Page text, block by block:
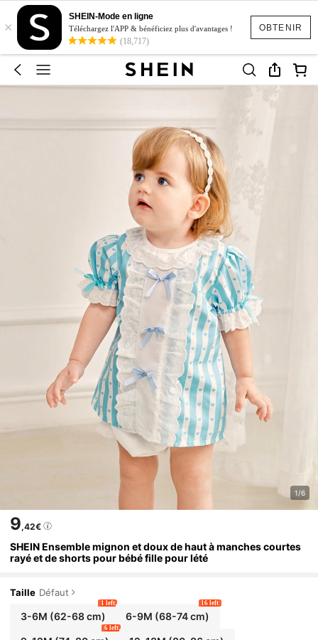
OBTENIR
×
SHEIN-Mode en ligne
Téléchargez l'APP & bénéficiez plus d'avantages !
(18,717)
1/6
9,42€
SHEIN Ensemble mignon et doux de haut à manches courtes
rayé et de shorts pour bébé fille pour lété
Taille Défaut
3-6M (62-68 cm)
1 left
6-9M (68-74 cm)
16 left
6 left